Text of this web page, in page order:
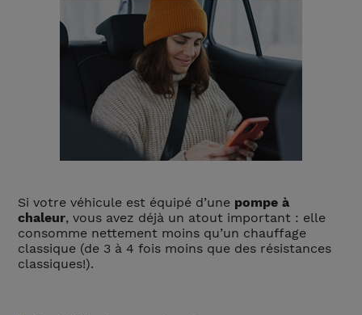
Si votre véhicule est équipé d’une pompe à
chaleur, vous avez déjà un atout important : elle
consomme nettement moins qu’un chauffage
classique (de 3 à 4 fois moins que des résistances
classiques!).